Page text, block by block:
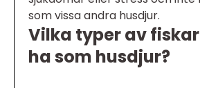
som vissa andra husdjur.
Vilka typer av
ha som husdjur?